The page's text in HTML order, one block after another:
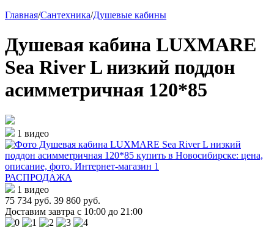
Главная/Сантехника/Душевые кабины
Душевая кабина LUXMARE
Sea River L низкий поддон
асимметричная 120*85
1 видео
РАСПРОДАЖА
1 видео
75 734 руб. 39 860 руб.
Доставим завтра с 10:00 до 21:00